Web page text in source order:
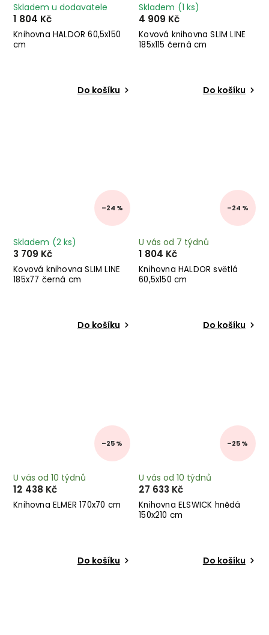
Knihovna HALDOR 60,5x150
cm
Skladem u dodavatele
1 804 Kč
Do košíku
Kovová knihovna SLIM LINE
185x115 černá cm
Skladem (1 ks)
4 909 Kč
Do košíku
–24 %
Kovová knihovna SLIM LINE
185x77 černá cm
Skladem (2 ks)
3 709 Kč
Do košíku
–24 %
Knihovna HALDOR světlá
60,5x150 cm
U vás od 7 týdnů
1 804 Kč
Do košíku
–25 %
Knihovna ELMER 170x70 cm
U vás od 10 týdnů
12 438 Kč
Do košíku
–25 %
Knihovna ELSWICK hnědá
150x210 cm
U vás od 10 týdnů
27 633 Kč
Do košíku